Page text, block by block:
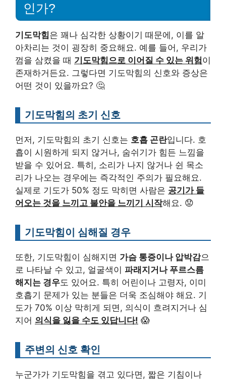
인가?
기도막힘은 꽤나 심각한 상황이기 때문에, 이를 알
아차리는 것이 굉장히 중요해요. 예를 들어, 우리가
껌을 삼켰을 때 기도막힘으로 이어질 수 있는 위험이
존재하거든요. 그렇다면 기도막힘의 신호와 증상은
어떤 것이 있을까요? 🤔
기도막힘의 초기 신호
먼저, 기도막힘의 초기 신호는 호흡 곤란입니다. 호
흡이 시원하게 되지 않거나, 숨쉬기가 힘든 느낌을
받을 수 있어요. 특히, 소리가 나지 않거나 쉰 목소
리가 나오는 경우에는 즉각적인 주의가 필요해요.
실제로 기도가 50% 정도 막히면 사람은 공기가 들
어오는 것을 느끼고 불안을 느끼기 시작해요. 😟
기도막힘이 심해질 경우
또한, 기도막힘이 심해지면 가슴 통증이나 압박감으
로 나타날 수 있고, 얼굴색이 파래지거나 푸르스름
해지는 경우도 있어요. 특히 어린이나 고령자, 이미
호흡기 문제가 있는 분들은 더욱 조심해야 해요. 기
도가 70% 이상 막히게 되면, 의식이 흐려지거나 심
지어 의식을 잃을 수도 있답니다! 😱
주변의 신호 확인
누군가가 기도막힘을 겪고 있다면, 짧은 기침이나